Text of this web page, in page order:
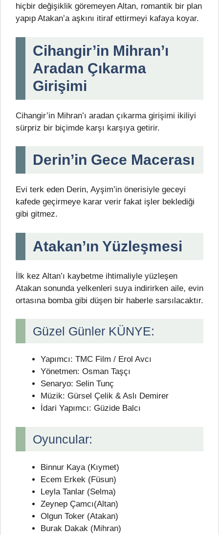
hiçbir değişiklik göremeyen Altan, romantik bir plan
yapıp Atakan’a aşkını itiraf ettirmeyi kafaya koyar.
Cihangir’in Mihran’ı
Aradan Çıkarma
Girişimi
Cihangir’in Mihran’ı aradan çıkarma girişimi ikiliyi
sürpriz bir biçimde karşı karşıya getirir.
Derin’in Gece Macerası
Evi terk eden Derin, Ayşim’in önerisiyle geceyi
kafede geçirmeye karar verir fakat işler beklediği
gibi gitmez.
Atakan’ın Yüzleşmesi
İlk kez Altan’ı kaybetme ihtimaliyle yüzleşen
Atakan sonunda yelkenleri suya indirirken aile, evin
ortasına bomba gibi düşen bir haberle sarsılacaktır.
Güzel Günler KÜNYE:
Yapımcı: TMC Film / Erol Avcı
Yönetmen: Osman Taşçı
Senaryo: Selin Tunç
Müzik: Gürsel Çelik & Aslı Demirer
İdari Yapımcı: Güzide Balcı
Oyuncular:
Binnur Kaya (Kıymet)
Ecem Erkek (Füsun)
Leyla Tanlar (Selma)
Zeynep Çamcı(Altan)
Olgun Toker (Atakan)
Burak Dakak (Mihran)